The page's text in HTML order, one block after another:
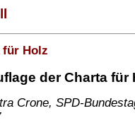
für Holz
der Charta für
Crone, SPD-